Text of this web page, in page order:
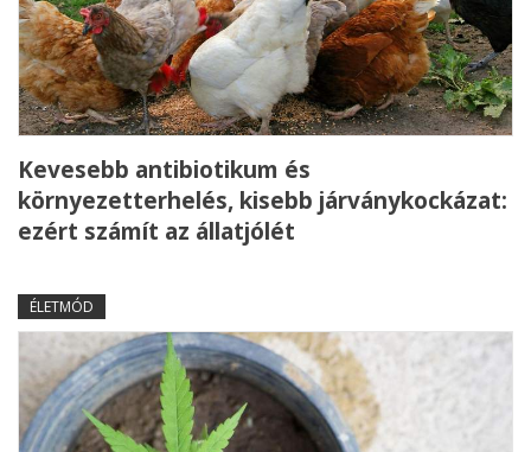
Kevesebb antibiotikum és
környezetterhelés, kisebb járványkockázat:
ezért számít az állatjólét
ÉLETMÓD